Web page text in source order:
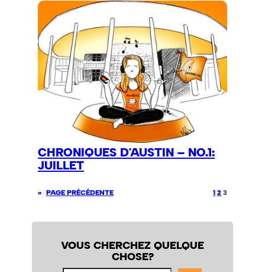
CHRONIQUES D'AUSTIN – NO.1:
JUILLET
« PAGE PRÉCÉDENTE 1 2 3
VOUS CHERCHEZ QUELQUE
CHOSE?